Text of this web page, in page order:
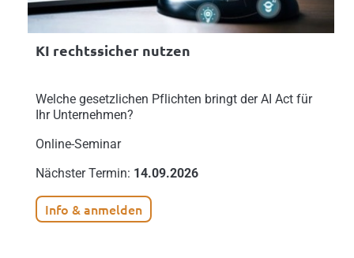
KI rechtssicher nutzen
Welche gesetzlichen Pflichten bringt der AI Act für
Ihr Unternehmen?
Online-Seminar
Nächster Termin: 14.09.2026
Info & anmelden